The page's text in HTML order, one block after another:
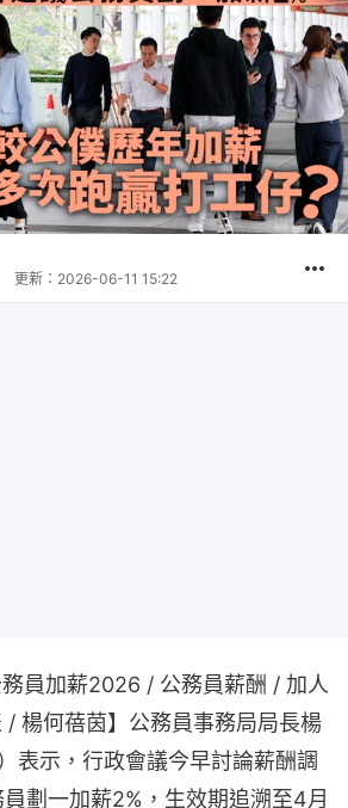
更新： 2026-06-11 15:22
務員加薪2026 / 公務員薪酬 / 加人
/ 楊何蓓茵】公務員事務局局長楊
表示，行政會議今早討論薪酬調
劃一加薪2%，生效期追溯至4月